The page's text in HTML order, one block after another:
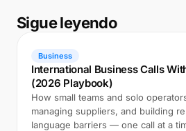
Sigue leyendo
Business
International Business Calls
(2026 Playbook)
How small teams and solo
managing suppliers, and building
language barriers — one call at a